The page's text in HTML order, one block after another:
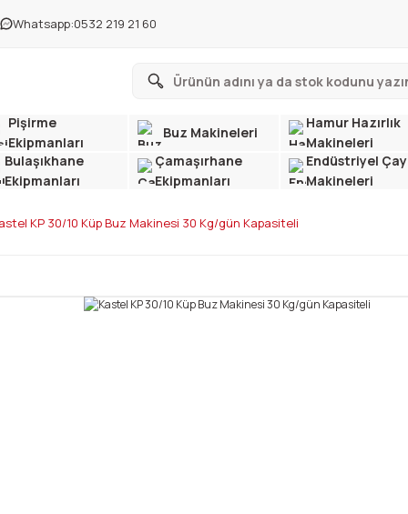
Whatsapp:0532 219 21 60
Pişirme
Ekipmanları
Buz Makineleri
Hamur Hazırlık
Makineleri
Bulaşıkhane
Ekipmanları
Çamaşırhane
Ekipmanları
Endüstriyel Çay
Makineleri
KP 30/10 Küp Buz Makinesi 30 Kg/gün Kapasiteli